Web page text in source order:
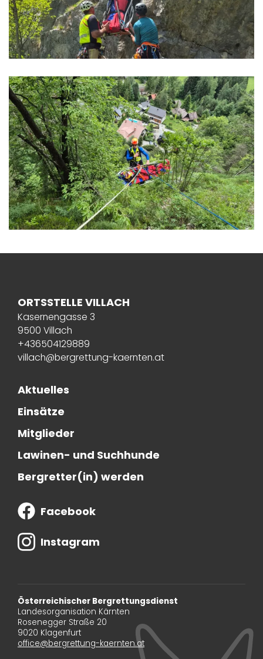
ORTSSTELLE VILLACH
Kasernengasse 3
9500 Villach
+436504129889
villach@bergrettung-kaernten.at
Aktuelles
Einsätze
Mitglieder
Lawinen- und Suchhunde
Bergretter(in) werden
Facebook
Instagram
Österreichischer Bergrettungsdienst
Landesorganisation Kärnten
Rosenegger Straße 20
9020 Klagenfurt
office@bergrettung-kaernten.at